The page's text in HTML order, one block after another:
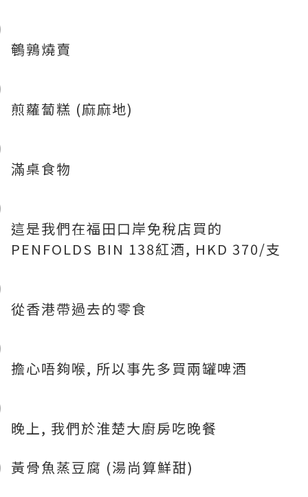
鵪鶉燒賣
煎蘿蔔糕 (麻麻地)
滿桌食物
這是我們在福田口岸免稅店買的
PENFOLDS BIN 138紅酒, HKD 370/支
從香港帶過去的零食
擔心唔夠喉, 所以事先多買兩罐啤酒
晚上, 我們於淮楚大廚房吃晚餐
黃骨魚蒸豆腐 (湯尚算鮮甜)